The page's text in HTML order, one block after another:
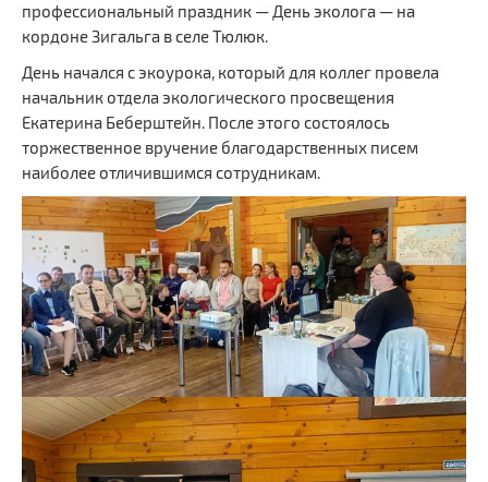
профессиональный праздник — День эколога — на
кордоне Зигальга в селе Тюлюк.
День начался с экоурока, который для коллег провела
начальник отдела экологического просвещения
Екатерина Беберштейн. После этого состоялось
торжественное вручение благодарственных писем
наиболее отличившимся сотрудникам.